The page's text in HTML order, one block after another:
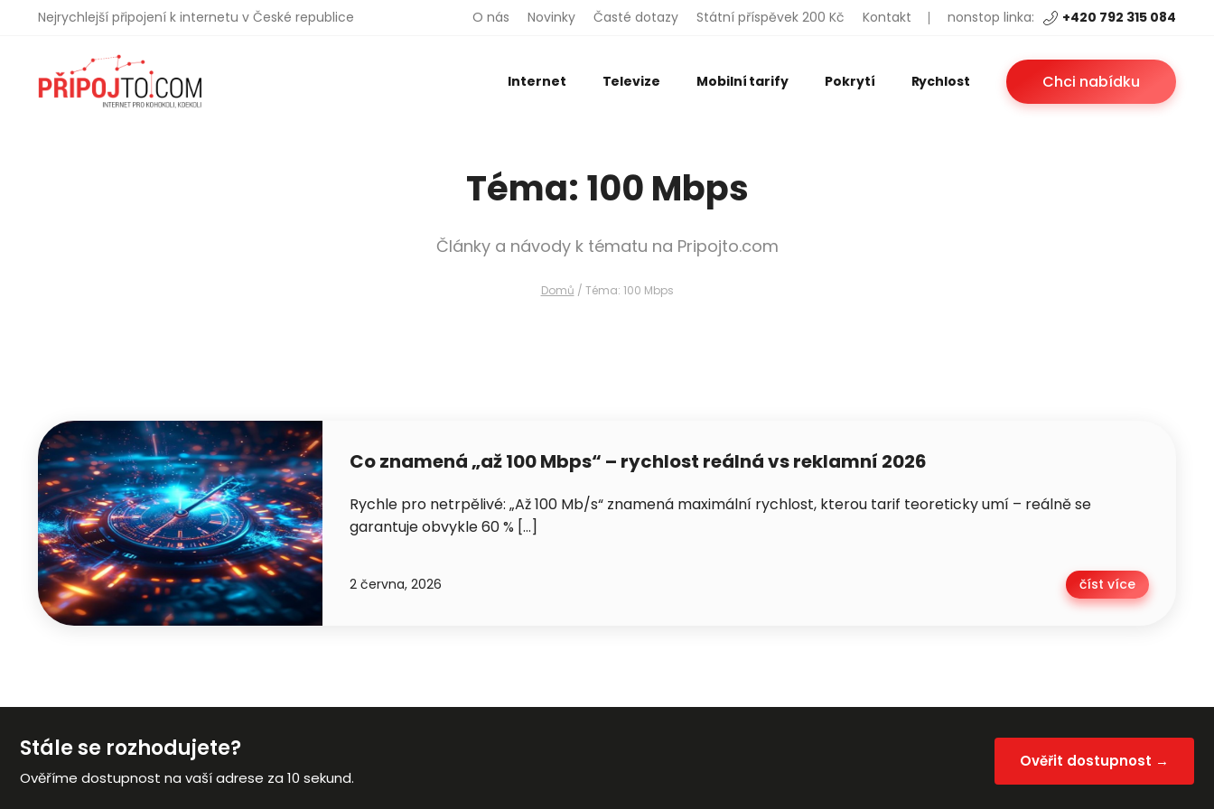
Nejrychlejší připojení k internetu v České republice O nás Novinky Časté dotazy Státní příspěvek 200 Kč Kontakt nonstop linka: +420 792 315 084
Internet Televize Mobilní tarify Pokrytí Rychlost Chci nabídku
Téma: 100 Mbps
Články a návody k tématu na Pripojto.com
Domů / Téma: 100 Mbps
Co znamená „až 100 Mbps“ – rychlost reálná vs reklamní 2026
Rychle pro netrpělivé: „Až 100 Mb/s“ znamená maximální rychlost, kterou tarif teoreticky umí – reálně se
garantuje obvykle 60 % […]
2 června, 2026 číst více
Odeslat
podmínkami ochrany osobních údajů
Stále se rozhodujete?
Ověříme dostupnost na vaší adrese za 10 sekund.
Ověřit dostupnost →
PN Petra je online
Zavolá do 2 minut · Po–Pá 8–18